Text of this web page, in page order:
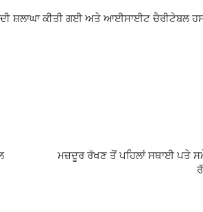
ਸ਼ਲਾਘਾ ਕੀਤੀ ਗਈ ਅਤੇ ਆਈਸਾਈਟ ਚੈਰੀਟੇਬਲ
ਮਜ਼ਦੂਰ ਰੱਖਣ ਤੋਂ ਪਹਿਲਾਂ ਸਥਾਈ ਪਤੇ